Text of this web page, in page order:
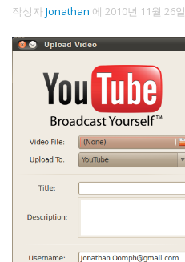
작성자Jonathan 에 2010년 11월 26일